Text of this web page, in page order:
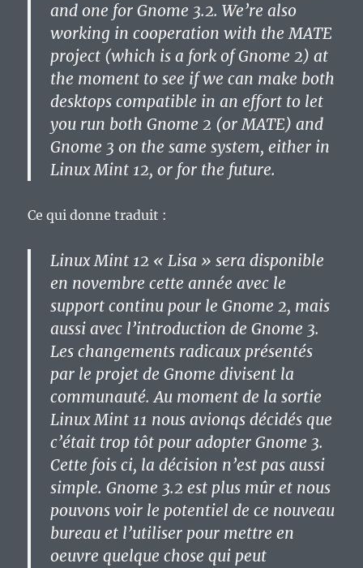
and one for Gnome 3.2. We’re also
working in cooperation with the MATE
project (which is a fork of Gnome 2) at
the moment to see if we can make both
desktops compatible in an effort to let
you run both Gnome 2 (or MATE) and
Gnome 3 on the same system, either in
Linux Mint 12, or for the future.
Ce qui donne traduit :
Linux Mint 12 « Lisa » sera disponible
en novembre cette année avec le
support continu pour le Gnome 2, mais
aussi avec l’introduction de Gnome 3.
Les changements radicaux présentés
par le projet de Gnome divisent la
communauté. Au moment de la sortie
Linux Mint 11 nous avionqs décidés que
c’était trop tôt pour adopter Gnome 3.
Cette fois ci, la décision n’est pas aussi
simple. Gnome 3.2 est plus mûr et nous
pouvons voir le potentiel de ce nouveau
bureau et l’utiliser pour mettre en
oeuvre quelque chose qui peut